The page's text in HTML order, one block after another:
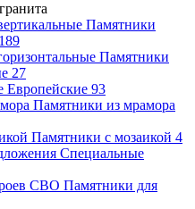
Памятники
189
Памятники
27
Европейские 93
Памятники из мрамора
Памятники с мозаикой 4
Специальные
Памятники для